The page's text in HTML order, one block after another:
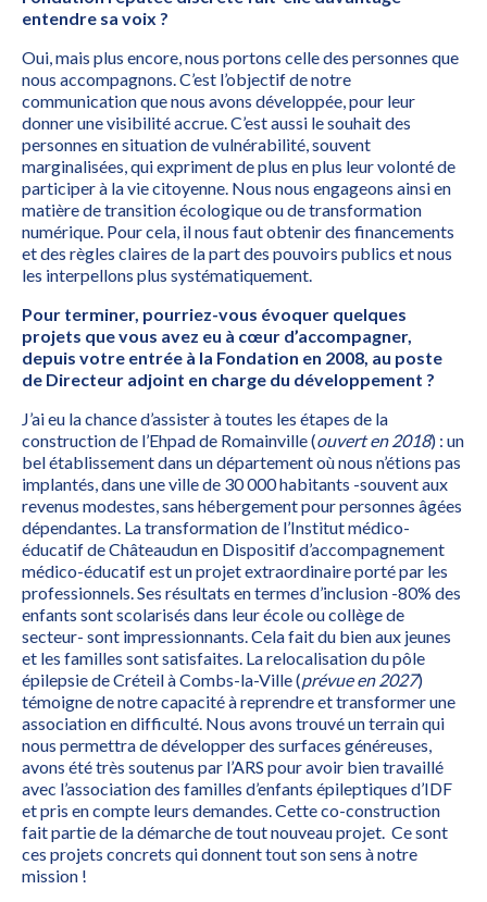
entendre sa voix ?
Oui, mais plus encore, nous portons celle des personnes que
nous accompagnons. C’est l’objectif de notre
communication que nous avons développée, pour leur
donner une visibilité accrue. C’est aussi le souhait des
personnes en situation de vulnérabilité, souvent
marginalisées, qui expriment de plus en plus leur volonté de
participer à la vie citoyenne. Nous nous engageons ainsi en
matière de transition écologique ou de transformation
numérique. Pour cela, il nous faut obtenir des financements
et des règles claires de la part des pouvoirs publics et nous
les interpellons plus systématiquement.
Pour terminer, pourriez-vous évoquer quelques
projets que vous avez eu à cœur d’accompagner,
depuis votre entrée à la Fondation en 2008, au poste
de Directeur adjoint en charge du développement ?
J’ai eu la chance d’assister à toutes les étapes de la
construction de l’Ehpad de Romainville (ouvert en 2018) : un
bel établissement dans un département où nous n’étions pas
implantés, dans une ville de 30 000 habitants -souvent aux
revenus modestes, sans hébergement pour personnes âgées
dépendantes. La transformation de l’Institut médico-
éducatif de Châteaudun en Dispositif d’accompagnement
médico-éducatif est un projet extraordinaire porté par les
professionnels. Ses résultats en termes d’inclusion -80% des
enfants sont scolarisés dans leur école ou collège de
secteur- sont impressionnants. Cela fait du bien aux jeunes
et les familles sont satisfaites. La relocalisation du pôle
épilepsie de Créteil à Combs-la-Ville (prévue en 2027)
témoigne de notre capacité à reprendre et transformer une
association en difficulté. Nous avons trouvé un terrain qui
nous permettra de développer des surfaces généreuses,
avons été très soutenus par l’ARS pour avoir bien travaillé
avec l’association des familles d’enfants épileptiques d’IDF
et pris en compte leurs demandes. Cette co-construction
fait partie de la démarche de tout nouveau projet. Ce sont
ces projets concrets qui donnent tout son sens à notre
mission !